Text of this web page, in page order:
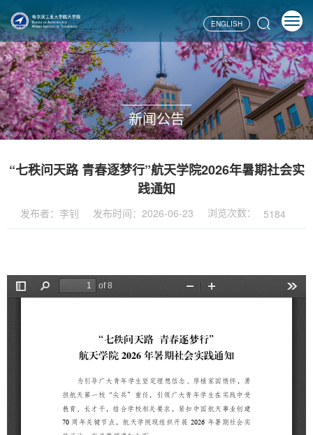
ENGLISH
新闻公告
“七秩问天路 青春逐梦行”航天学院2026年暑期社会实
践通知
发布者：李钊 发布时间：2026-06-23 浏览次数： 5184